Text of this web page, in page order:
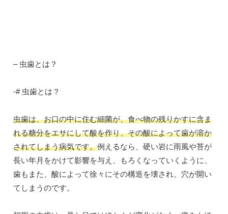
– 虫歯とは？
-# 虫歯とは？
虫歯は、お口の中に住む細菌が、食べ物の残りかすに含ま
れる糖分をエサにして酸を作り、その酸によって歯が溶か
されてしまう病気です。例えるなら、硬い岩に雨風や苔が
長い年月をかけて影響を与え、もろくなっていくように、
歯もまた、酸によって徐々にその構造を壊され、穴が開い
てしまうのです。